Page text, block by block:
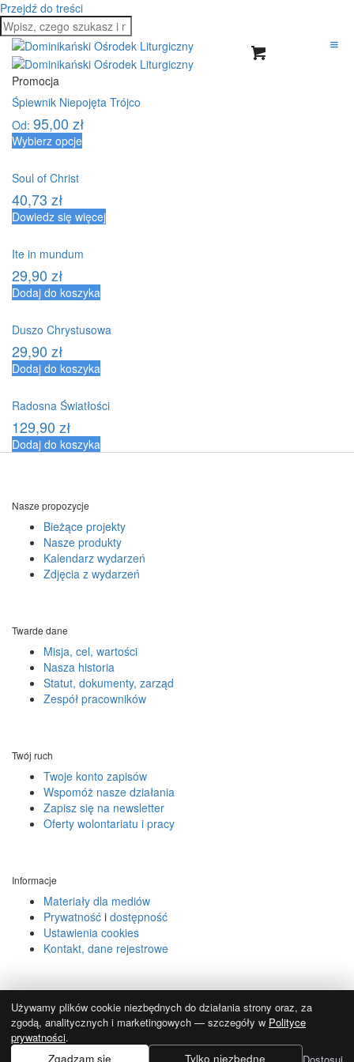
Przejdź do treści
Promocja
Śpiewnik Niepojęta Trójco
Od: 95,00 zł
Wybierz opcje
Soul of Christ
40,73 zł
Dowiedz się więcej
Ite in mundum
29,90 zł
Dodaj do koszyka
Duszo Chrystusowa
29,90 zł
Dodaj do koszyka
Radosna Światłości
129,90 zł
Dodaj do koszyka
Nasze propozycje
Bieżące projekty
Nasze produkty
Kalendarz wydarzeń
Zdjęcia z wydarzeń
Twarde dane
Misja, cel, wartości
Nasza historia
Statut, dokumenty, zarząd
Zespół pracowników
Twój ruch
Twoje konto zapisów
Wspomóż nasze działania
Zapisz się na newsletter
Oferty wolontariatu i pracy
Informacje
Materiały dla mediów
Prywatność i dostępność
Ustawienia cookies
Kontakt, dane rejestrowe
Regulamin Google.
Używamy plików cookie niezbędnych do działania strony oraz, za
zgodą, analitycznych i marketingowych — szczegóły w Polityce
prywatności.
Zgadzam się
Tylko niezbędne Dostosuj